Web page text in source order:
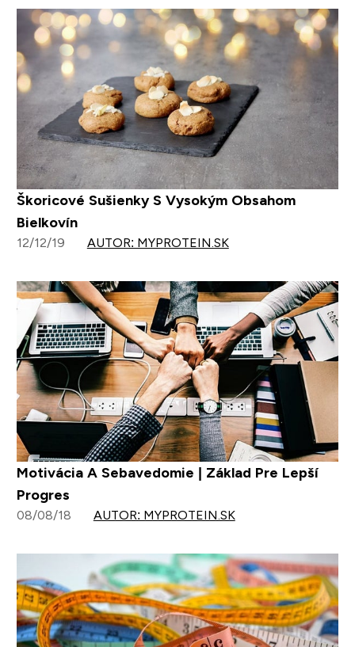
Škoricové Sušienky S Vysokým Obsahom
Bielkovín
12/12/19 AUTOR: MYPROTEIN.SK
Motivácia A Sebavedomie | Základ Pre Lepší
Progres
08/08/18 AUTOR: MYPROTEIN.SK